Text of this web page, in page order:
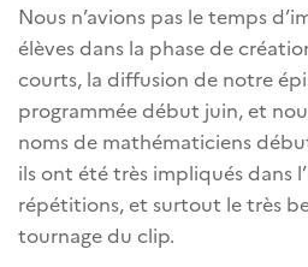
Nous n’avions pas le temps
élèves dans la phase de
courts, la diffusion de notre
programmée début juin, et
noms de mathématiciens
ils ont été très impliqués dans
répétitions, et surtout le très
tournage du clip.